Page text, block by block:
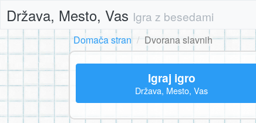
Država, Mesto, Vas Igra z besedami
Domača stran
Dvorana slavnih
Igraj igro
Država, Mesto, Vas